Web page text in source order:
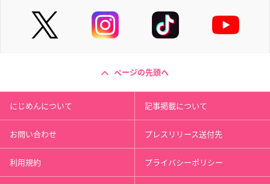
ページの先頭へ
にじめんについて 記事掲載について
お問い合わせ プレスリリース送付先
利用規約 プライバシーポリシー